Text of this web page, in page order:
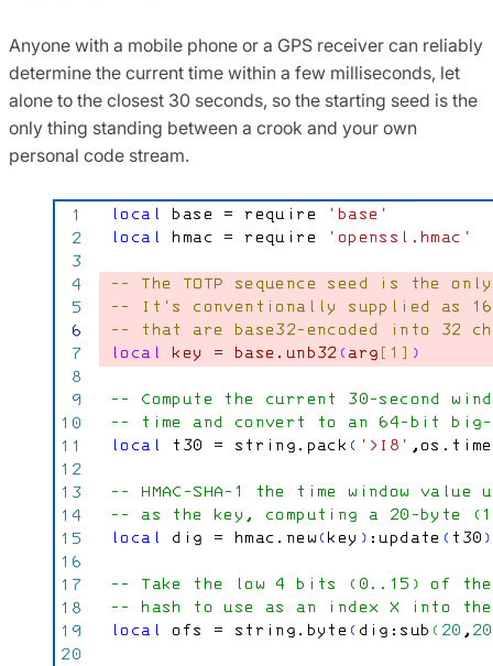
Anyone with a mobile phone or a GPS receiver can reliably
determine the current time within a few milliseconds, let
alone to the closest 30 seconds, so the starting seed is the
only thing standing between a crook and your own
personal code stream.